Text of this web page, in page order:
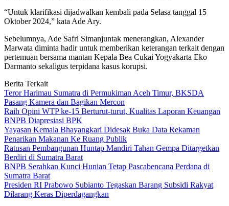
“Untuk klarifikasi dijadwalkan kembali pada Selasa tanggal 15
Oktober 2024,” kata Ade Ary.
Sebelumnya, Ade Safri Simanjuntak menerangkan, Alexander
Marwata diminta hadir untuk memberikan keterangan terkait dengan
pertemuan bersama mantan Kepala Bea Cukai Yogyakarta Eko
Darmanto sekaligus terpidana kasus korupsi.
Berita Terkait
Teror Harimau Sumatra di Permukiman Aceh Timur, BKSDA
Pasang Kamera dan Bagikan Mercon
Raih Opini WTP ke-15 Berturut-turut, Kualitas Laporan Keuangan
BNPB Diapresiasi BPK
Yayasan Kemala Bhayangkari Didesak Buka Data Rekaman
Penarikan Makanan Ke Ruang Publik
Ratusan Pembangunan Huntap Mandiri Tahan Gempa Ditargetkan
Berdiri di Sumatra Barat
BNPB Serahkan Kunci Hunian Tetap Pascabencana Perdana di
Sumatra Barat
Presiden RI Prabowo Subianto Tegaskan Barang Subsidi Rakyat
Dilarang Keras Diperdagangkan